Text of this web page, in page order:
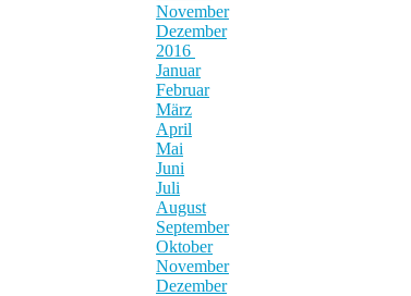
November
Dezember
2016
Januar
Februar
März
April
Mai
Juni
Juli
August
September
Oktober
November
Dezember